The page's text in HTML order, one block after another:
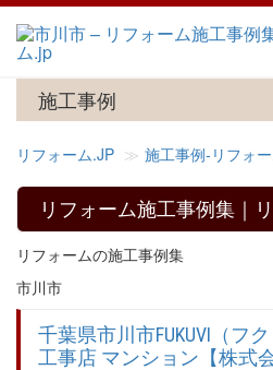
施工事例
リフォーム.JP 施工事例‐リフォ
リフォーム施工事例集｜
リフォームの施工事例集
市川市
千葉県市川市FUKUVI（フ
工事店 マンション【株式